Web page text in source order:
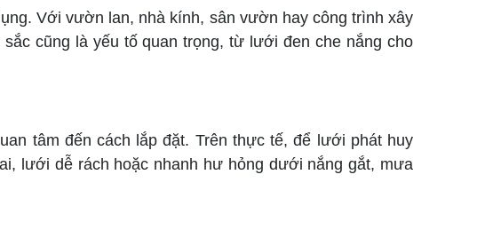
Với vườn lan, nhà kính, sân vườn hay công trình xây
cũng là yếu tố quan trọng, từ lưới đen che nắng cho
tâm đến cách lắp đặt. Trên thực tế, để lưới phát huy
lưới dễ rách hoặc nhanh hư hỏng dưới nắng gắt, mưa